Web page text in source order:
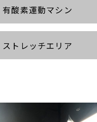
有酸素運動マシン
ストレッチエリア